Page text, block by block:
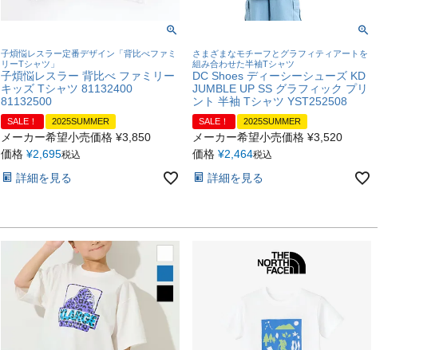
子煩悩レスラー定番デザイン「背比べファミ
リーTシャツ」
子煩悩レスラー 背比べ ファミリー
キッズ Tシャツ 81132400
81132500
SALE！ 2025SUMMER
メーカー希望小売価格 ¥3,850
価格 ¥2,695税込
詳細を見る
さまざまなモチーフとグラフィティアートを
組み合わせた半袖Tシャツ
DC Shoes ディーシーシューズ KD
JUMBLE UP SS グラフィック プリ
ント 半袖 Tシャツ YST252508
SALE！ 2025SUMMER
メーカー希望小売価格 ¥3,520
価格 ¥2,464税込
詳細を見る